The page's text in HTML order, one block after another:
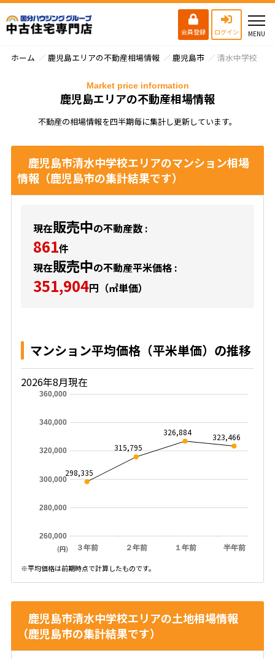
会員登録 ログイン
ホーム 鹿児島エリアの不動産相場情報 鹿児島市 清水中学校
鹿児島エリアの不動産相場情報
Market price information
不動産の相場情報を四半期毎に集計し更新しています。
鹿児島市清水中学校エリアのマンション相場
情報（鹿児島市の集計結果です）
現在販売中の不動産数 :
861件
現在販売中の不動産平米価格 :
351,904円（㎡単価）
マンション平均価格（平米単価）の推移
2026年8月現在
３年前 ２年前 １年前 半年前
260,000
280,000
300,000
320,000
340,000
360,000
298,335
315,795
326,884 323,466
(円)
※平均価格は前期時点で計算したものです。
鹿児島市清水中学校エリアの土地相場情報
（鹿児島市の集計結果です）